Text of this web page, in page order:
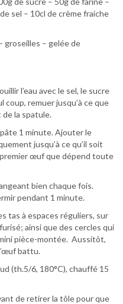
sel – 10cl de crème fraiche
groseilles – gelée de
l’eau avec le sel, le sucre
coup, remuer jusqu’à ce que
de la spatule.
1 minute. Ajouter le
jusqu’à ce qu’il soit
œuf que dépend toute
bien chaque fois.
pendant 1 minute.
tas à espaces réguliers, sur
ainsi que des cercles qui
pièce-montée. Aussitôt,
battu.
(th.5/6, 180°C), chauffé 15
de retirer la tôle pour que